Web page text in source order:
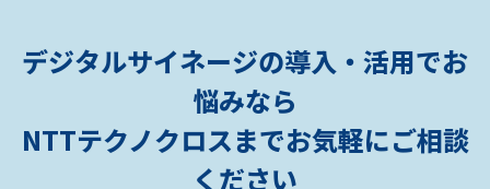
デジタルサイネージの導入・活用でお
悩みなら
NTTテクノクロスまでお気軽にご相談
ください